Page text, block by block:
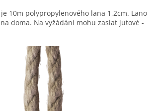
10m polypropylenového lana 1,2cm. Lano
doma. Na vyžádání mohu zaslat jutové -